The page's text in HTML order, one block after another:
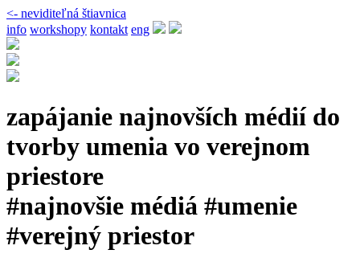
<- neviditeľná štiavnica
info workshopy kontakt eng
zapájanie najnovších médií do
tvorby umenia vo verejnom
priestore
#najnovšie médiá #umenie
#verejný priestor